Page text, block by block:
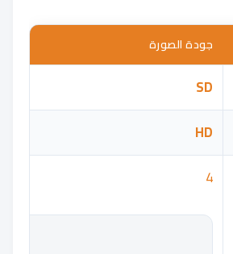
جودة الصورة
SD
HD
4